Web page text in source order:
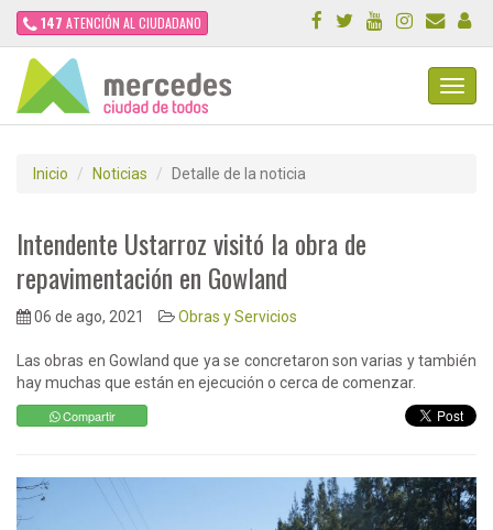
147 ATENCIÓN AL CIUDADANO
Inicio Noticias Detalle de la noticia
Intendente Ustarroz visitó la obra de
repavimentación en Gowland
06 de ago, 2021 Obras y Servicios
Las obras en Gowland que ya se concretaron son varias y también
hay muchas que están en ejecución o cerca de comenzar.
Compartir